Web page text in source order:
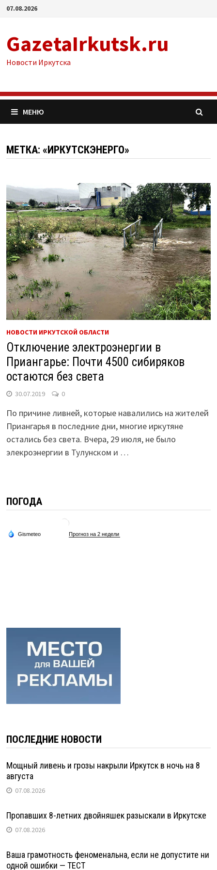
Перейти
07.08.2026
GazetaIrkutsk.ru
Новости Иркутска
МЕНЮ
МЕТКА: «ИРКУТСКЭНЕРГО»
НОВОСТИ ИРКУТСКОЙ ОБЛАСТИ
Отключение электроэнергии в
Приангарье: Почти 4500 сибиряков
остаются без света
30.07.2019 0
По причине ливней, которые навалились на жителей
Приангарья в последние дни, многие иркутяне
остались без света. Вчера, 29 июля, не было
элекроэнергии в Тулунском и …
ПОГОДА
ПОСЛЕДНИЕ НОВОСТИ
Мощный ливень и грозы накрыли Иркутск в ночь на 8
августа
07.08.2026
Пропавших 8-летних двойняшек разыскали в Иркутске
07.08.2026
Ваша грамотность феноменальна, если не допустите ни
одной ошибки — ТЕСТ